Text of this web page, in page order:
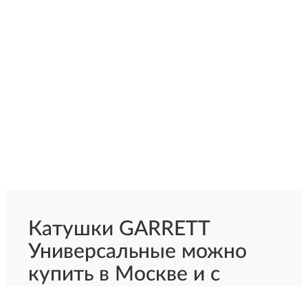
Катушки GARRETT
Универсальные можно
купить в Москве и с